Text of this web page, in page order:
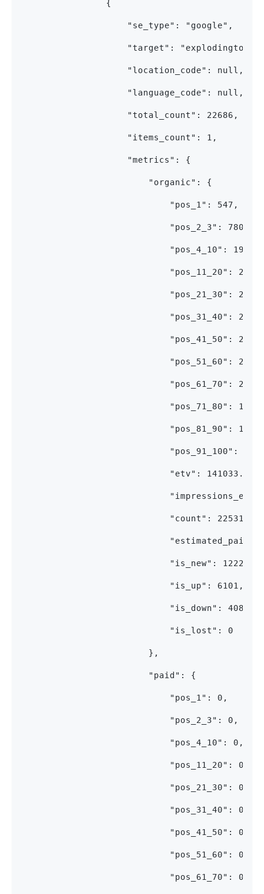
                {
                    "se_type": "google",
"target":
                    "location_code": null,
                    "language_code": null,
                    "total_count": 22686,
                    "items_count": 1,
                    "metrics": {
                        "organic": {
                            "pos_1": 547,
                            "pos_2_3": 780,
                            "pos_4_10": 1937,
"pos_11_20":
"pos_21_30":
"pos_31_40":
"pos_41_50":
"pos_51_60":
"pos_61_70":
"pos_71_80":
"pos_81_90":
"pos_91_100":
"etv":
                            "count": 22531,
                            "is_new": 12226,
                            "is_up": 6101,
                            "is_down": 4086,
                            "is_lost": 0
                        },
                        "paid": {
                            "pos_1": 0,
                            "pos_2_3": 0,
                            "pos_4_10": 0,
                            "pos_11_20": 0,
                            "pos_21_30": 0,
                            "pos_31_40": 0,
                            "pos_41_50": 0,
                            "pos_51_60": 0,
                            "pos_61_70": 0,